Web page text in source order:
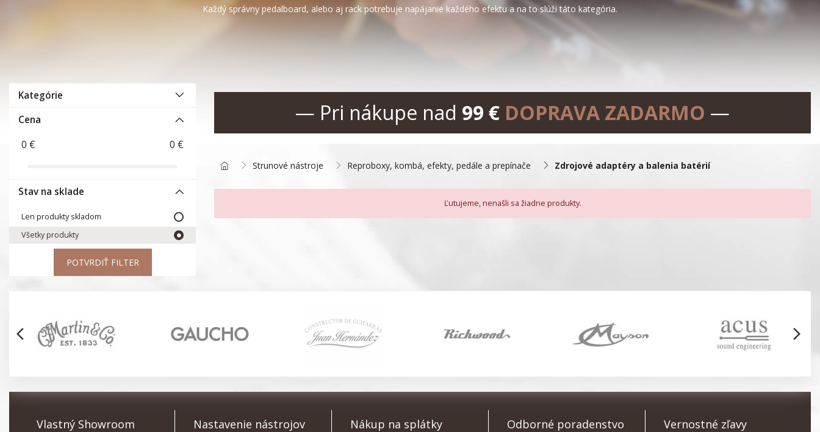
Každý správny pedalboard, alebo aj rack potrebuje napájanie každého efektu a na to slúži táto kategória.
Kategórie
Cena
Stav na sklade
Len produkty skladom
Všetky produkty
POTVRDIŤ FILTER
— Pri nákupe nad 99 € DOPRAVA ZADARMO —
Strunové nástroje Reproboxy, kombá, efekty, pedále a prepínače Zdrojové adaptéry a balenia batérií
Ľutujeme, nenašli sa žiadne produkty.
arrow_back_ios arrow_forward_ios
Vlastný Showroom Nastavenie nástrojov Nákup na splátky Odborné poradenstvo Vernostné zľavy